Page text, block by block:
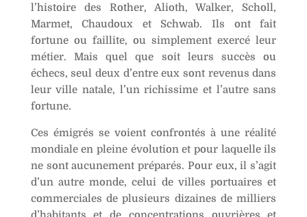
l’histoire des Rother, Alioth, Walker, Scholl,
Marmet, Chaudoux et Schwab. Ils ont fait
fortune ou faillite, ou simplement exercé leur
métier. Mais quel que soit leurs succès ou
échecs, seul deux d’entre eux sont revenus dans
leur ville natale, l’un richissime et l’autre sans
fortune.
Ces émigrés se voient confrontés à une réalité
mondiale en pleine évolution et pour laquelle ils
ne sont aucunement préparés. Pour eux, il s’agit
d’un autre monde, celui de villes portuaires et
commerciales de plusieurs dizaines de milliers